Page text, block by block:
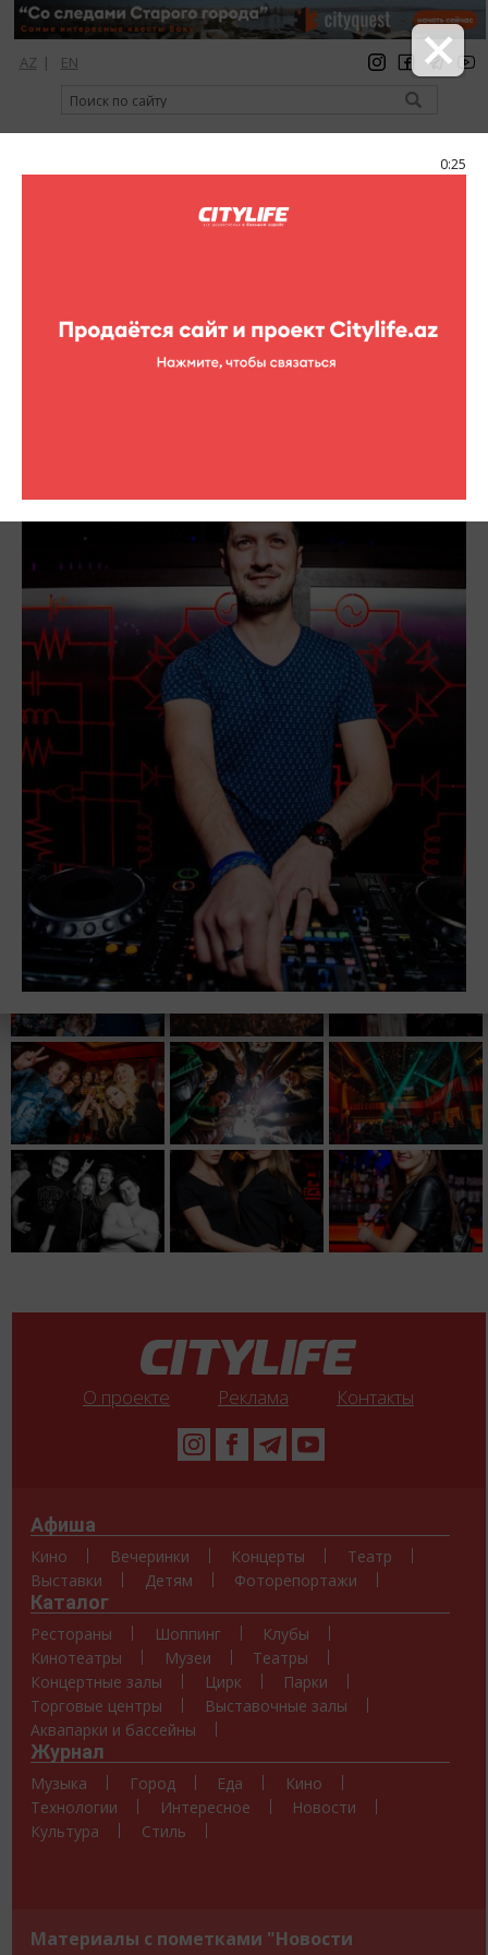
0:25
AZ | EN
регистрация вход Citylife Magazine
Выходные в Enerji
О проекте Реклама Контакты
Афиша
Кино Вечеринки Концерты
Театр
Выставки
Детям Фоторепортажи
Каталог
Рестораны Шоппинг
Клубы
Кинотеатры
Музеи
Театры
Концертные залы
Цирк
Парки
Торговые центры
Выставочные залы
Аквапарки и бассейны
Журнал
Музыка Город Еда
Кино
Технологии
Интересное
Новости
Культура
Стиль
Материалы с пометками "Новости